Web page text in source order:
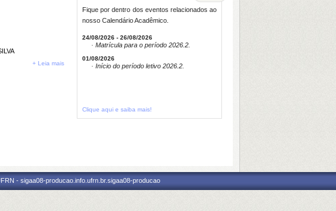
+ Leia mais
Fique por dentro dos eventos relacionados ao
nosso Calendário Acadêmico.
24/08/2026 - 26/08/2026
· Matrícula para o período 2026.2.
01/08/2026
· Início do período letivo 2026.2.
Clique aqui e saiba mais!
- sigaa08-producao.info.ufrn.br.sigaa08-producao